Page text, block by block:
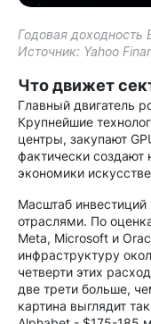
Годовая доходность
Источник: Yahoo
Что движет
Главный двигатель
Крупнейшие
центры, закупают
фактически
экономики
Масштаб
отраслями. По
Meta, Microsoft и
инфраструктуру
четверти этих
две трети больше,
картина выглядит